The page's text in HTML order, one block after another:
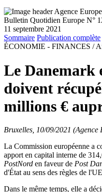
Bulletin Quotidien Europe N°
11 septembre 2021
Sommaire Publication complète
ÉCONOMIE - FINANCES /
Le Danemark
doivent
millions €
Bruxelles, 10/09/2021 (Agence
La Commission européenne a
apport en capital interne de
PostNord en faveur de Post
d'État au sens des règles de
Dans le même temps, elle a